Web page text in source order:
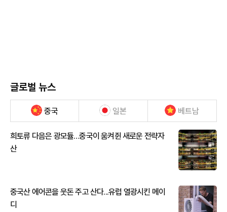
글로벌 뉴스
중국 일본 베트남
희토류 다음은 광모듈…중국이 움켜쥔 새로운 전략자
산
중국산 에어콘을 웃돈 주고 산다...유럽 열광시킨 메이
디